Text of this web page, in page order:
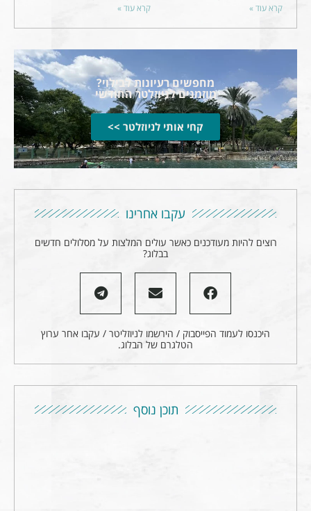
קרא עוד » קרא עוד »
מחפשים רעיונות לבילוי?
מוזמנים לניוזלטר החודשי
קחי אותי לניוזלטר >>
עקבו אחרינו
רוצים להיות מעודכנים כאשר עולים המלצות על מסלולים חדשים
בבלוג?
היכנסו לעמוד הפייסבוק / הירשמו לניוזליטר / עקבו אחר ערוץ
הטלגרם של הבלוג.
תוכן נוסף